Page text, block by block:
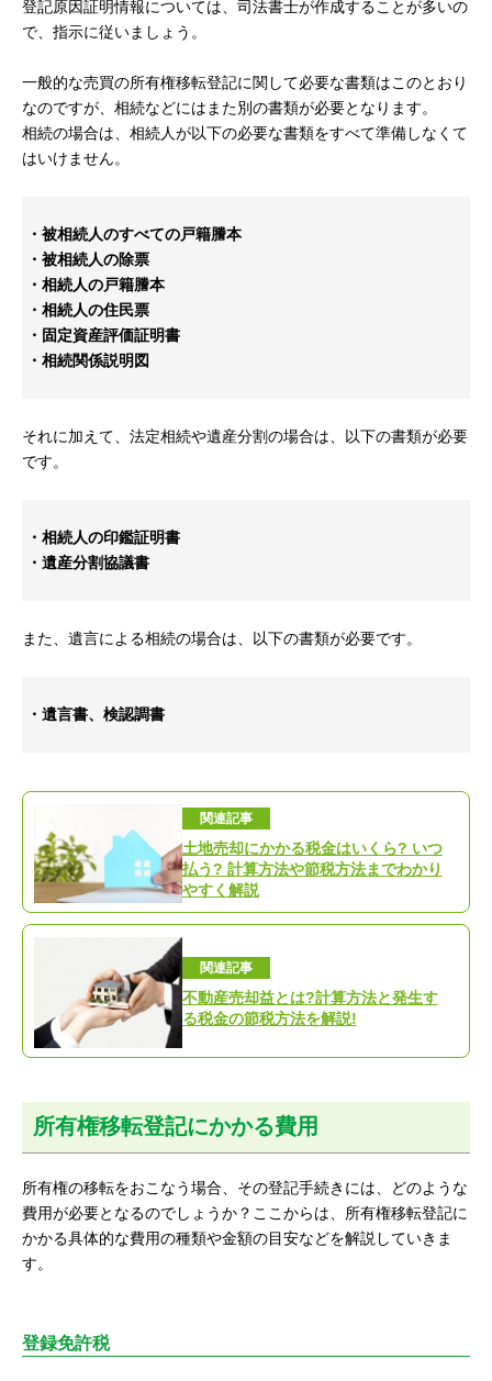
登記原因証明情報については、司法書士が作成することが多いの
で、指示に従いましょう。
一般的な売買の所有権移転登記に関して必要な書類はこのとおり
なのですが、相続などにはまた別の書類が必要となります。
相続の場合は、相続人が以下の必要な書類をすべて準備しなくて
はいけません。
・被相続人のすべての戸籍謄本
・被相続人の除票
・相続人の戸籍謄本
・相続人の住民票
・固定資産評価証明書
・相続関係説明図
それに加えて、法定相続や遺産分割の場合は、以下の書類が必要
です。
・相続人の印鑑証明書
・遺産分割協議書
また、遺言による相続の場合は、以下の書類が必要です。
・遺言書、検認調書
関連記事
土地売却にかかる税金はいくら? いつ
払う? 計算方法や節税方法までわかり
やすく解説
関連記事
不動産売却益とは?計算方法と発生す
る税金の節税方法を解説!
所有権移転登記にかかる費用
所有権の移転をおこなう場合、その登記手続きには、どのような
費用が必要となるのでしょうか？ここからは、所有権移転登記に
かかる具体的な費用の種類や金額の目安などを解説していきま
す。
登録免許税